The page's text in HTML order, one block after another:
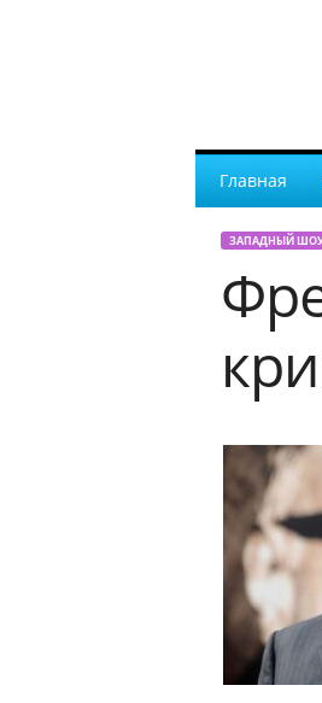
Главная
ЗАПАДНЫЙ